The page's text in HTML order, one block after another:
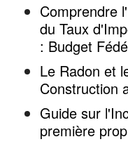
Comprendre
du Taux
: Budget
Le Radon et
Construction
Guide sur
première